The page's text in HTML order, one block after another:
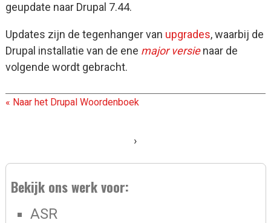
geupdate naar Drupal 7.44.
Updates zijn de tegenhanger van upgrades, waarbij de
Drupal installatie van de ene major versienaar de
volgende wordt gebracht.
« Naar het Drupal Woordenboek
›
Bekijk ons werk voor:
ASR